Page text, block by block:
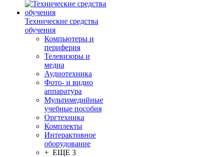
Технические средства
обучения
Компьютеры и
периферия
Телевизоры и
медиа
Аудиотехника
Фото- и видио
аппаратура
Мультимедийные
учебные пособия
Оргтехника
Комплекты
Интерактивное
оборудование
+ ЕЩЕ 3